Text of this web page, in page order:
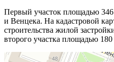
Первый участок площадью
и Венцека. На кадастровой
строительства жилой
второго участка площадью